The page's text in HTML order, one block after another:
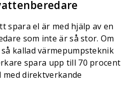
spara el är med hjälp av en
som inte är så stor. Om
kallad värmepumpsteknik
spara upp till 70 procent
direktverkande